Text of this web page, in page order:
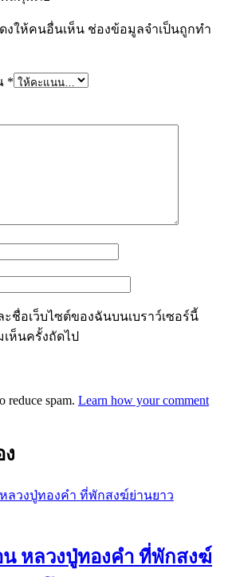
งให้คนอื่นเห็น ช่องข้อมูลจำเป็นถูกทำ
*
ชื่อเว็บไซต์ของฉันบนเบราว์เซอร์นี้
ห็นครั้งถัดไป
reduce spam. Learn how your comment
หลวงปู่ทองคำ ที่พักสงฆ์